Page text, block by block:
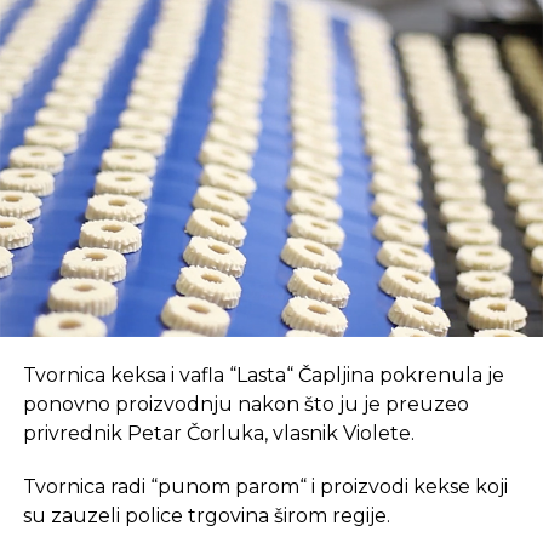
klimu u manjim gradovima kao što je Čapljina.
Prvo, oni pružaju brz internet i tehnološki
opremljen prostor, što je ključan preduvjet za
suvremeni način rada.
REKLAMA
U coworking prostoru, radnici su okruženi sličnim
profesionalcima, što potiče produktivnost i radnu
atmosferu koju je teško postići u kućnom
Dodatna prednost coworkinga je umrežavanje i
Tvornica keksa i vafla “Lasta“ Čapljina pokrenula je
ponovno proizvodnju nakon što ju je preuzeo
privrednik Petar Čorluka, vlasnik Violete.
Tvornica radi “punom parom“ i proizvodi kekse koji
su zauzeli police trgovina širom regije.